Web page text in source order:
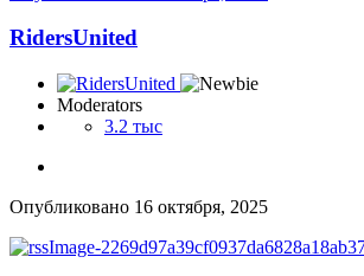
RidersUnited
Moderators
3.2 тыс
Опубликовано 16 октября, 2025